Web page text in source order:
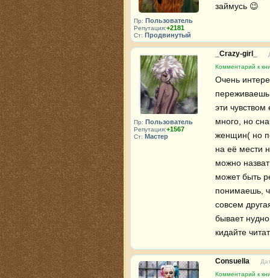
Пр: Пользователь
Репутация:+2181
Ст: Продвинутый
займусь 😉
Пр: Пользователь
Репутация:+1567
Ст: Мастер
_Crazy-girl_
Комментарий к
Очень
эти
много, но
женщин( но
на её мести
можно
может быть
понимаешь,
совсем
бывает
кидайте
Consuella
Комментарий к